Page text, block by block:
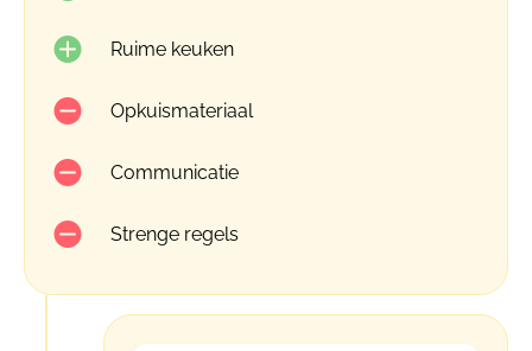
Ruime keuken
Opkuismateriaal
Communicatie
Strenge regels